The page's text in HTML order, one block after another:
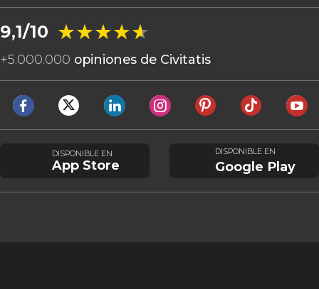
9,1/10 ★★★★★
★★★★★
+5.000.000 opiniones de Civitatis
DISPONIBLE EN
App Store
DISPONIBLE EN
Google Play